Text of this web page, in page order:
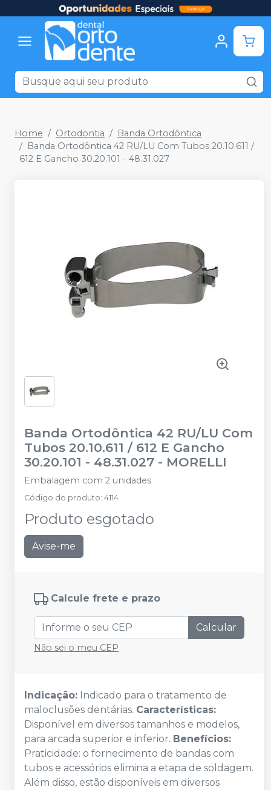
Home Ortodontia
Banda Ortodôntica
Banda Ortodôntica 42 RU/LU Com Tubos 20.10.611 /
612 E Gancho 30.20.101 - 48.31.027
Banda Ortodôntica 42 RU/LU Com
Tubos 20.10.611 / 612 E Gancho
30.20.101 - 48.31.027 - MORELLI
Embalagem com 2 unidades
Código do produto: 4114
Produto esgotado
Avise-me
Calcule frete e prazo
Calcular
Não sei o meu CEP
Indicação: Indicado para o tratamento de
maloclusões dentárias. Características:
Disponível em diversos tamanhos e modelos,
para arcada superior e inferior. Benefícios:
Praticidade: o fornecimento de bandas com
tubos e acessórios elimina a etapa de soldagem.
Além disso, estão disponíveis em diversos